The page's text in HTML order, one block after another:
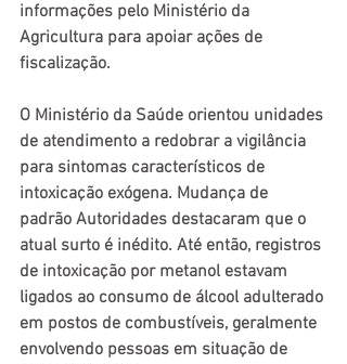
informações pelo Ministério da
Agricultura para apoiar ações de
fiscalização.
O Ministério da Saúde orientou unidades
de atendimento a redobrar a vigilância
para sintomas característicos de
intoxicação exógena. Mudança de
padrão Autoridades destacaram que o
atual surto é inédito. Até então, registros
de intoxicação por metanol estavam
ligados ao consumo de álcool adulterado
em postos de combustíveis, geralmente
envolvendo pessoas em situação de